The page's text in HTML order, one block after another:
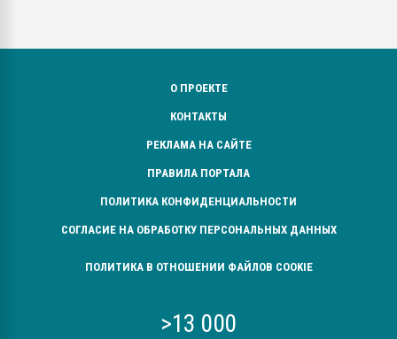
О ПРОЕКТЕ
КОНТАКТЫ
РЕКЛАМА НА САЙТЕ
ПРАВИЛА ПОРТАЛА
ПОЛИТИКА КОНФИДЕНЦИАЛЬНОСТИ
СОГЛАСИЕ НА ОБРАБОТКУ ПЕРСОНАЛЬНЫХ ДАННЫХ
ПОЛИТИКА В ОТНОШЕНИИ ФАЙЛОВ COOKIE
>13 000